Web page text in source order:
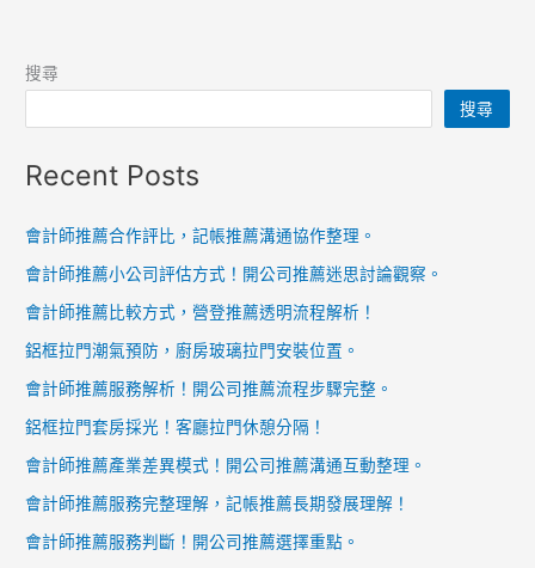
搜尋
搜尋
Recent Posts
會計師推薦合作評比，記帳推薦溝通協作整理。
會計師推薦小公司評估方式！開公司推薦迷思討論觀察。
會計師推薦比較方式，營登推薦透明流程解析！
鋁框拉門潮氣預防，廚房玻璃拉門安裝位置。
會計師推薦服務解析！開公司推薦流程步驟完整。
鋁框拉門套房採光！客廳拉門休憩分隔！
會計師推薦產業差異模式！開公司推薦溝通互動整理。
會計師推薦服務完整理解，記帳推薦長期發展理解！
會計師推薦服務判斷！開公司推薦選擇重點。